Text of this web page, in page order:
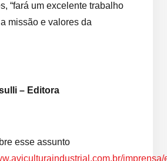
“fará um excelente trabalho
missão e valores da
– Editora
esse assunto